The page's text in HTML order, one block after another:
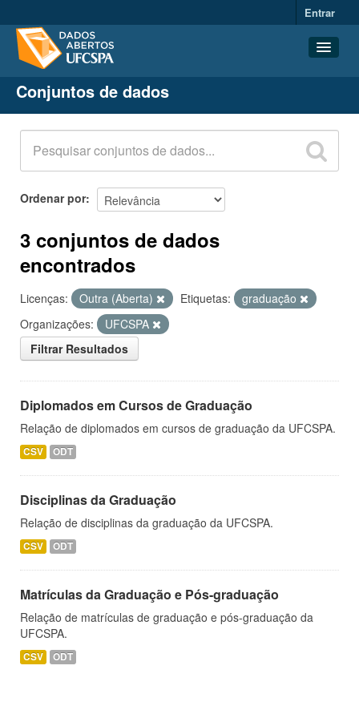
Entrar
Conjuntos de dados
Organizações
Grupos
Sobre
Conjuntos de dados
Ordenar por
3 conjuntos de dados
encontrados
Licenças: Outra (Aberta) Etiquetas:
graduação
Organizações:
UFCSPA
Filtrar Resultados
Diplomados em Cursos de Graduação
Relação de diplomados em cursos de graduação da UFCSPA.
CSV ODT
Disciplinas da Graduação
Relação de disciplinas da graduação da UFCSPA.
CSV ODT
Matrículas da Graduação e Pós-graduação
Relação de matrículas de graduação e pós-graduação da
UFCSPA.
CSV ODT